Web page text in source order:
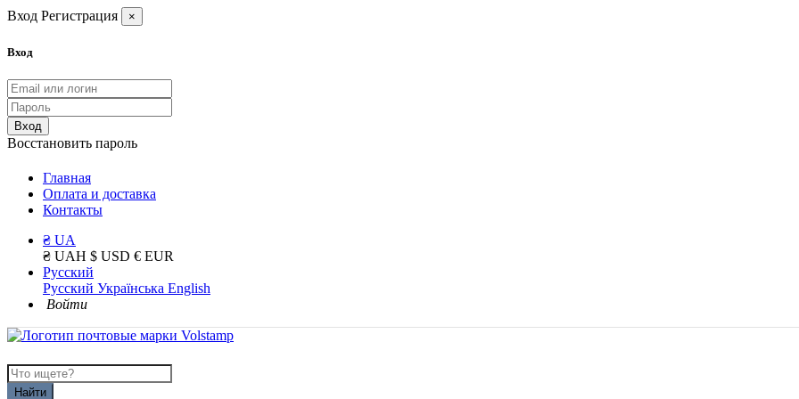
Вход Регистрация ×
Вход
Вход
Восстановить пароль
Главная
Оплата и доставка
Контакты
₴ UA
₴ UAH $ USD € EUR
Русский
Русский Українська English
Войти
Найти